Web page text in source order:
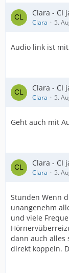
Clara - CI
Clara 5.
Audio link ist
Clara - CI
Clara 5.
Geht auch mit
Clara - CI
Clara 5.
Stunden Wenn
unangenehm
und viele
dann auch alles
direkt koppeln.